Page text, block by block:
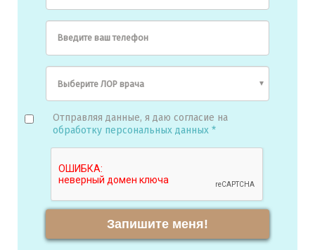
Введите ваш телефон
Отправляя данные, я даю согласие на
обработку персональных данных *
Запишите меня!